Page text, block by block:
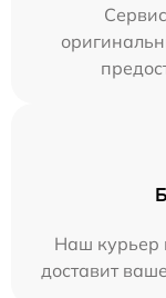
Наш курьер
доставит